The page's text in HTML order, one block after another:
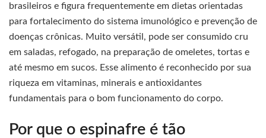
brasileiros e figura frequentemente em dietas orientadas
para fortalecimento do sistema imunológico e prevenção de
doenças crônicas. Muito versátil, pode ser consumido cru
em saladas, refogado, na preparação de omeletes, tortas e
até mesmo em sucos. Esse alimento é reconhecido por sua
riqueza em vitaminas, minerais e antioxidantes
fundamentais para o bom funcionamento do corpo.
Por que o espinafre é tão